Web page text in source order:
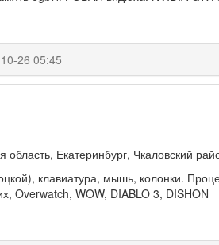
26 05:45
область, Екатеринбург, Чкаловский
клавиатура, мышь, колонки.
Overwatch, WOW, DIABLO 3, DISHON